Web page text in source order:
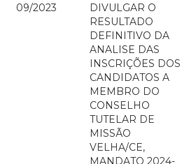
09/2023
DIVULGAR O
RESULTADO
DEFINITIVO DA
ANALISE DAS
INSCRIÇÕES DOS
CANDIDATOS A
MEMBRO DO
CONSELHO
TUTELAR DE
MISSÃO
VELHA/CE,
MANDATO 2024-